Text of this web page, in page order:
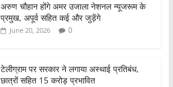
अरुण चौहान होंगे अमर उजाला नेशनल न्यूजरूम के
प्रमुख, अपूर्व सहित कई और जुड़ेंगे
June 20, 2026 0
टेलीग्राम पर सरकार ने लगाया अस्थाई प्रतिबंध,
छात्रों सहित 15 करोड़ प्रभावित